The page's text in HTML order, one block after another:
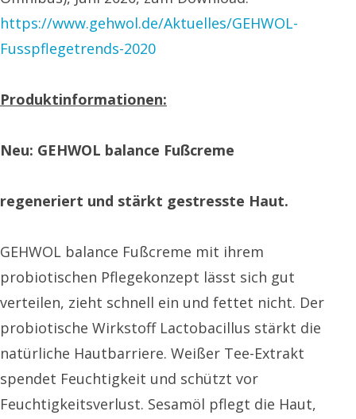
https://www.gehwol.de/Aktuelles/GEHWOL-
Fusspflegetrends-2020
Produktinformationen:
Neu: GEHWOL balance Fußcreme
regeneriert und stärkt gestresste Haut.
GEHWOL balance Fußcreme mit ihrem
probiotischen Pflegekonzept lässt sich gut
verteilen, zieht schnell ein und fettet nicht. Der
probiotische Wirkstoff Lactobacillus stärkt die
natürliche Hautbarriere. Weißer Tee-Extrakt
spendet Feuchtigkeit und schützt vor
Feuchtigkeitsverlust. Sesamöl pflegt die Haut,